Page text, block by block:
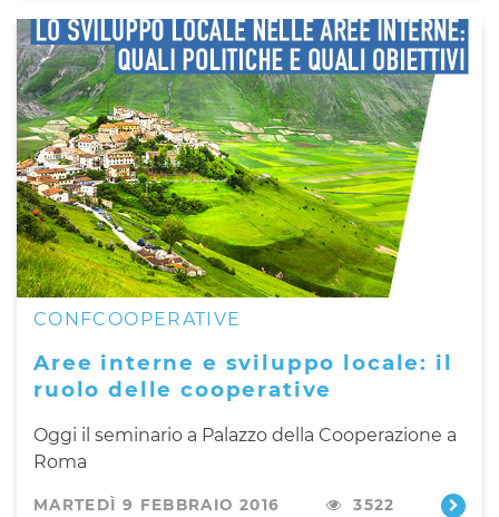
CONFCOOPERATIVE
Aree interne e sviluppo locale: il
ruolo delle cooperative
Oggi il seminario a Palazzo della Cooperazione a
Roma
MARTEDÌ 9 FEBBRAIO 2016 3522